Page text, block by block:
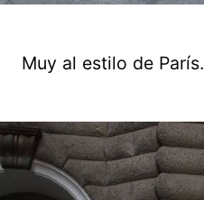
Muy al estilo de París.